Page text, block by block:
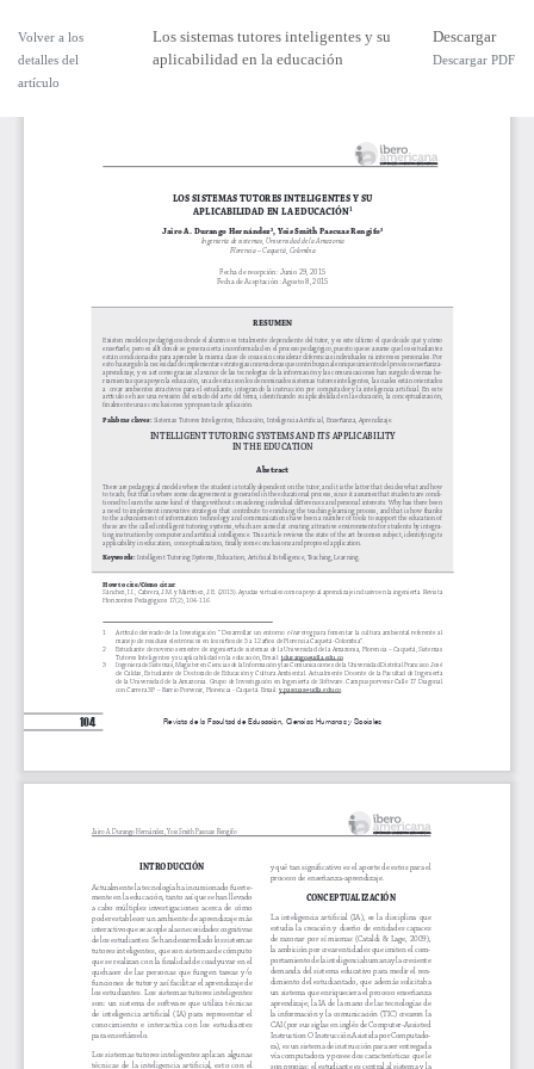
Volver a los
detalles del
artículo
Los sistemas tutores inteligentes y su
aplicabilidad en la educación
Descargar
Descargar PDF